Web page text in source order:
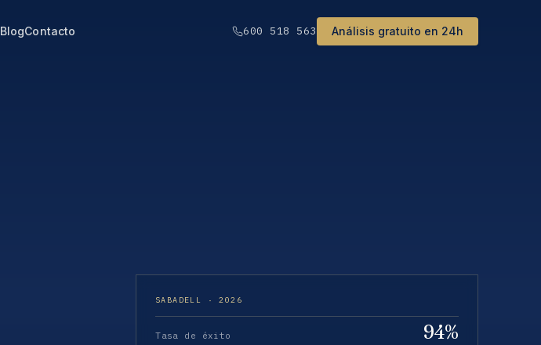
BlogContacto 600 518 563 Análisis gratuito en 24h
SABADELL · 2026
Tasa de éxito 94%